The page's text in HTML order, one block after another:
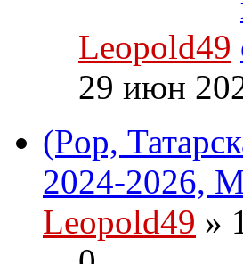
Leopold49
29 июн
(Pop,
2024-2026,
Leopold49 »